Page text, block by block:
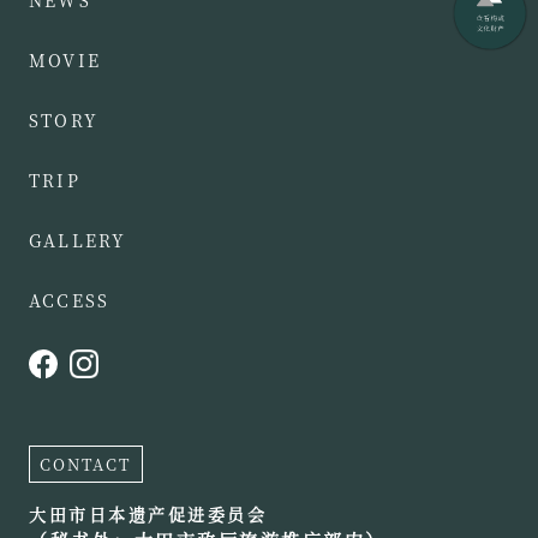
MOVIE
STORY
TRIP
GALLERY
ACCESS
CONTACT
大田市日本遗产促进委员会